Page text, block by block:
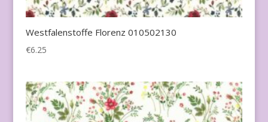
Westfalenstoffe Florenz 010502130
€6.25